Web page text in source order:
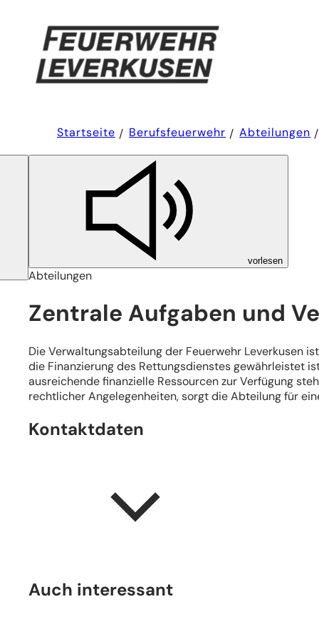
Startseite Berufsfeuerwehr Abteilungen
vorlesen
Abteilungen
Zentrale Aufgaben und
Die Verwaltungsabteilung der Feuerwehr Leverkusen
die Finanzierung des Rettungsdienstes gewährleistet
ausreichende finanzielle Ressourcen zur Verfügung
rechtlicher Angelegenheiten, sorgt die Abteilung für
Kontaktdaten
Auch interessant